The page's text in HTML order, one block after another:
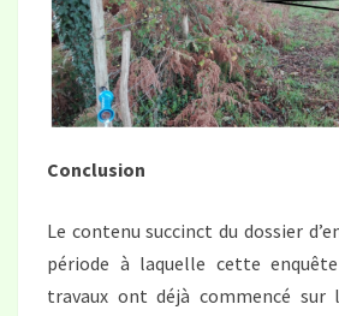
Conclusion
Le contenu succinct du dossier
période à laquelle cette
travaux ont déjà commencé sur